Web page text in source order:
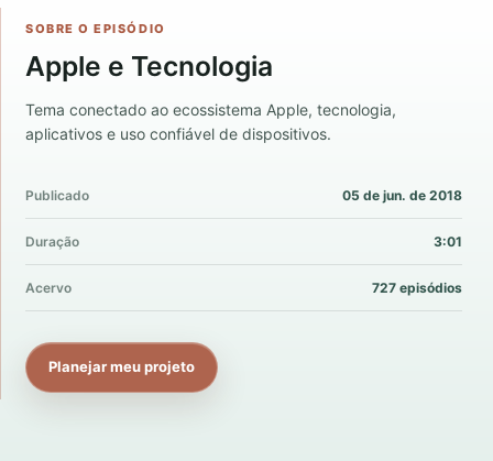
SOBRE O EPISÓDIO
Apple e Tecnologia
Tema conectado ao ecossistema Apple, tecnologia,
aplicativos e uso confiável de dispositivos.
Publicado 05 de jun. de 2018
Duração 3:01
Acervo 727 episódios
Planejar meu projeto